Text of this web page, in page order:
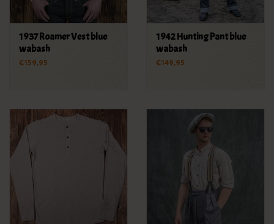
1937 Roamer Vest blue
wabash
€159,95
1942 Hunting Pant blue
wabash
€149,95